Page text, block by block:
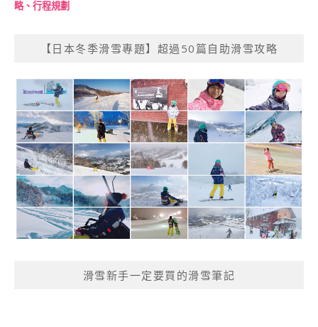
略、行程規劃
【日本冬季滑雪專題】超過50篇自助滑雪攻略
滑雪新手一定要買的滑雪筆記